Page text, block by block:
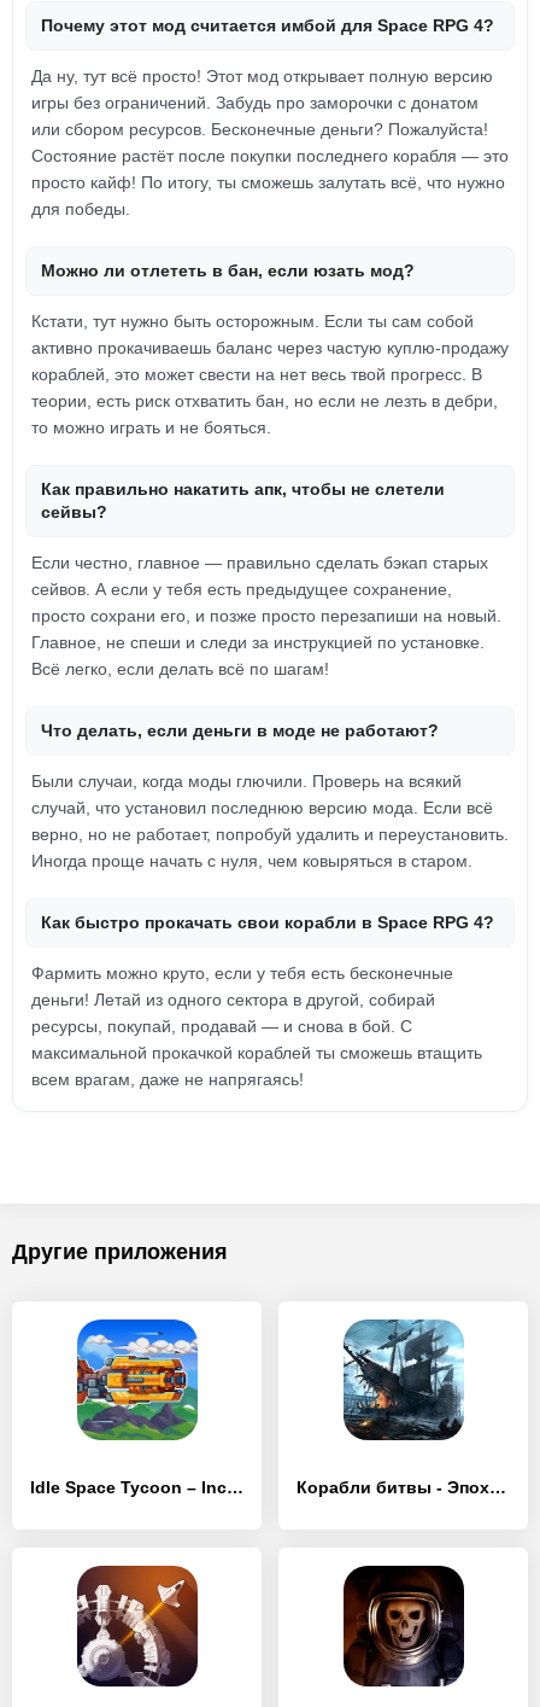
Почему этот мод считается имбой для Space RPG 4?
Да ну, тут всё просто! Этот мод открывает полную версию
игры без ограничений. Забудь про заморочки с донатом
или сбором ресурсов. Бесконечные деньги? Пожалуйста!
Состояние растёт после покупки последнего корабля — это
просто кайф! По итогу, ты сможешь залутать всё, что нужно
для победы.
Можно ли отлететь в бан, если юзать мод?
Кстати, тут нужно быть осторожным. Если ты сам собой
активно прокачиваешь баланс через частую куплю-продажу
кораблей, это может свести на нет весь твой прогресс. В
теории, есть риск отхватить бан, но если не лезть в дебри,
то можно играть и не бояться.
Как правильно накатить апк, чтобы не слетели
сейвы?
Если честно, главное — правильно сделать бэкап старых
сейвов. А если у тебя есть предыдущее сохранение,
просто сохрани его, и позже просто перезапиши на новый.
Главное, не спеши и следи за инструкцией по установке.
Всё легко, если делать всё по шагам!
Что делать, если деньги в моде не работают?
Были случаи, когда моды глючили. Проверь на всякий
случай, что установил последнюю версию мода. Если всё
верно, но не работает, попробуй удалить и переустановить.
Иногда проще начать с нуля, чем ковыряться в старом.
Как быстро прокачать свои корабли в Space RPG 4?
Фармить можно круто, если у тебя есть бесконечные
деньги! Летай из одного сектора в другой, собирай
ресурсы, покупай, продавай — и снова в бой. С
максимальной прокачкой кораблей ты сможешь втащить
всем врагам, даже не напрягаясь!
Другие приложения
Idle Space Tycoon – Incremental Zen Game Корабли битвы - Эпоха пиратов